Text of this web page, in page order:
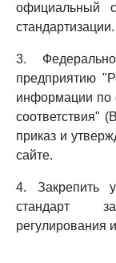
официальный
стандартизации.
3.
предприятию
информации по
соответствия"
приказ и
сайте.
4. Закрепить
стандарт
регулирования